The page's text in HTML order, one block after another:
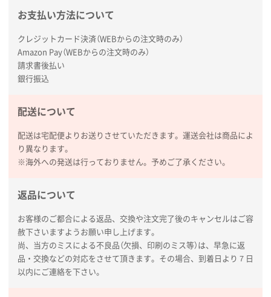
広島県(社様
枚
2026年01月27日 13:12
毎年注文しており、信頼できるから。出来上がりも満
足している。
熊本県S社様
2026年01月26日 15:45
印刷範囲が広かったから、取扱商品
ワンポイントポリ袋 A4サイズ
納期が比較的短く、ロット数が豊富に選べて価格が安
かったため
山口県P社様
お支払い方法について
クレジットカード決済（WEBからの注文時のみ）
Amazon Pay（WEBからの注文時のみ）
請求書後払い
銀行振込
配送について
配送は宅配便よりお送りさせていただきます。運送会社は商品によ
り異なります。
※海外への発送は行っておりません。予めご了承ください。
返品について
お客様のご都合による返品、交換や注文完了後のキャンセルはご容
赦下さいますようお願い申し上げます。
尚、当方のミスによる不良品（欠損、印刷のミス等）は、早急に返
品・交換などの対応をさせて頂きます。その場合、到着日より７日
以内にご連絡を下さい。